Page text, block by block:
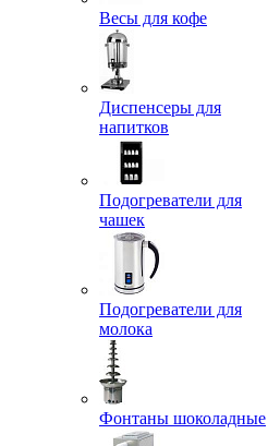
Весы для кофе
Диспенсеры для
напитков
Подогреватели для
чашек
Подогреватели для
молока
Фонтаны шоколадные